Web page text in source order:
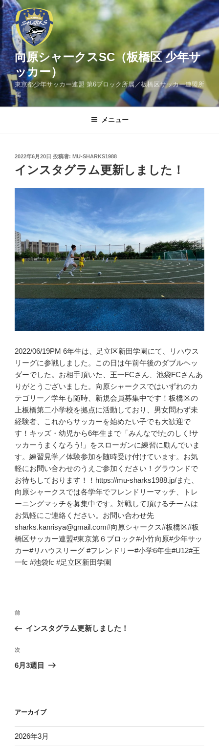
コ
ン
テ
ン
ツ
へ
ス
キ
向原シャークスSC（板橋区 少年サ
ッカー）
東京都少年サッカー連盟 第6ブロック所属／板橋区サッカー連盟所
属
メニュー
投
日:
2022年6月20日 投稿者: MU-SHARKS1988
インスタグラム更新しました！
2022/06/19PM 6年生は、足立区新田学園にて、リハウス
リーグに参戦しました。この日は午前午後のダブルヘッ
ダーでした。お相手頂いた、王一FCさん、池袋FCさんあ
りがとうございました。向原シャークスではいずれのカ
テゴリー／学年も随時、新規会員募集中です！板橋区の
上板橋第二小学校を拠点に活動しており、男女問わず未
経験者、これからサッカーを始めたい子でも大歓迎で
す！キッズ・幼児から6年生まで「みんなで!たのしく!サ
ッカーうまくなろう!」をスローガンに練習に励んでいま
す。練習見学／体験参加を随時受け付けています。お気
軽にお問い合わせのうえご参加ください！グラウンドで
お待ちしております！！https://mu-sharks1988.jp/また、
向原シャークスでは各学年でフレンドリーマッチ、トレ
ーニングマッチを募集中です。対戦して頂けるチームは
お気軽にご連絡ください。お問い合わせ先
sharks.kanrisya@gmail.com#向原シャークス#板橋区#板
橋区サッカー連盟#東京第６ブロック#小竹向原#少年サッ
カー#リハウスリーグ #フレンドリー#小学6年生#U12#王
一fc #池袋fc #足立区新田学園
投
ナ
ビ
ゲ
ン
前
の
稿
前
インスタグラム更新しました！
次
の
次
6月3週目
アーカイブ
2026年3月